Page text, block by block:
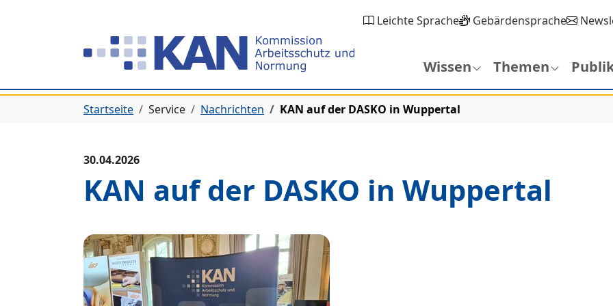
Leichte Sprache Gebärdensprache
Wissen Themen
Sie befinden sich hier:
Startseite Service Nachrichten KAN auf der DASKO in Wuppertal
30.04.2026
KAN auf der DASKO in Wuppertal